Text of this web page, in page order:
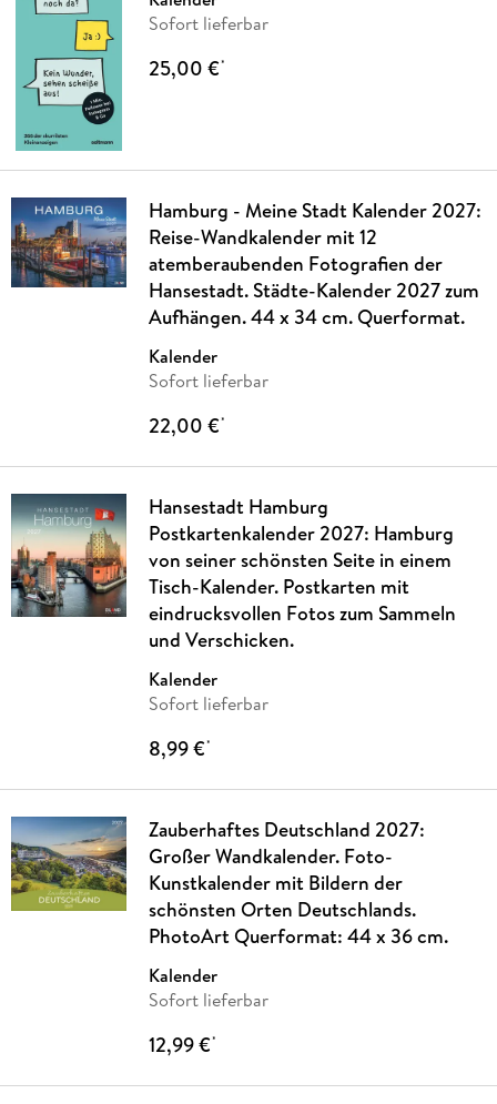
Sofort lieferbar
25,00 €*
Hamburg - Meine Stadt Kalender 2027:
Reise-Wandkalender mit 12
atemberaubenden Fotografien der
Hansestadt. Städte-Kalender 2027 zum
Aufhängen. 44 x 34 cm. Querformat.
Kalender
Sofort lieferbar
22,00 €*
Hansestadt Hamburg
Postkartenkalender 2027: Hamburg
von seiner schönsten Seite in einem
Tisch-Kalender. Postkarten mit
eindrucksvollen Fotos zum Sammeln
und Verschicken.
Kalender
Sofort lieferbar
8,99 €*
Zauberhaftes Deutschland 2027:
Großer Wandkalender. Foto-
Kunstkalender mit Bildern der
schönsten Orten Deutschlands.
PhotoArt Querformat: 44 x 36 cm.
Kalender
Sofort lieferbar
12,99 €*